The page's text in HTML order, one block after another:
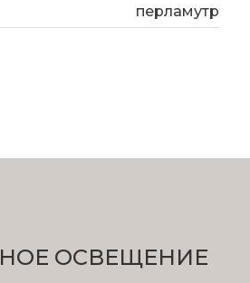
перламутр
ОСВЕЩЕНИЕ